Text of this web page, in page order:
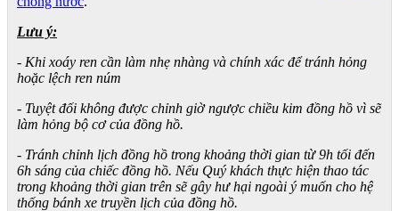
Lưu ý:
- Khi xoáy ren cần làm nhẹ nhàng và chính xác để tránh hỏng
hoặc lệch ren núm
- Tuyệt đối không được chỉnh giờ ngược chiều kim đồng hồ vì sẽ
làm hỏng bộ cơ của đồng hồ.
- Tránh chỉnh lịch đồng hồ trong khoảng thời gian từ 9h tối đến
6h sáng của chiếc đồng hồ. Nếu Quý khách thực hiện thao tác
trong khoảng thời gian trên sẽ gây hư hại ngoài ý muốn cho hệ
thống bánh xe truyền lịch của đồng hồ.